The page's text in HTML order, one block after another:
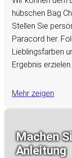
hübschen Bag
Stellen Sie
Paracord her.
Lieblingsfarben
Ergebnis erzielen.
Mehr zeigen
Machen
Anleitung